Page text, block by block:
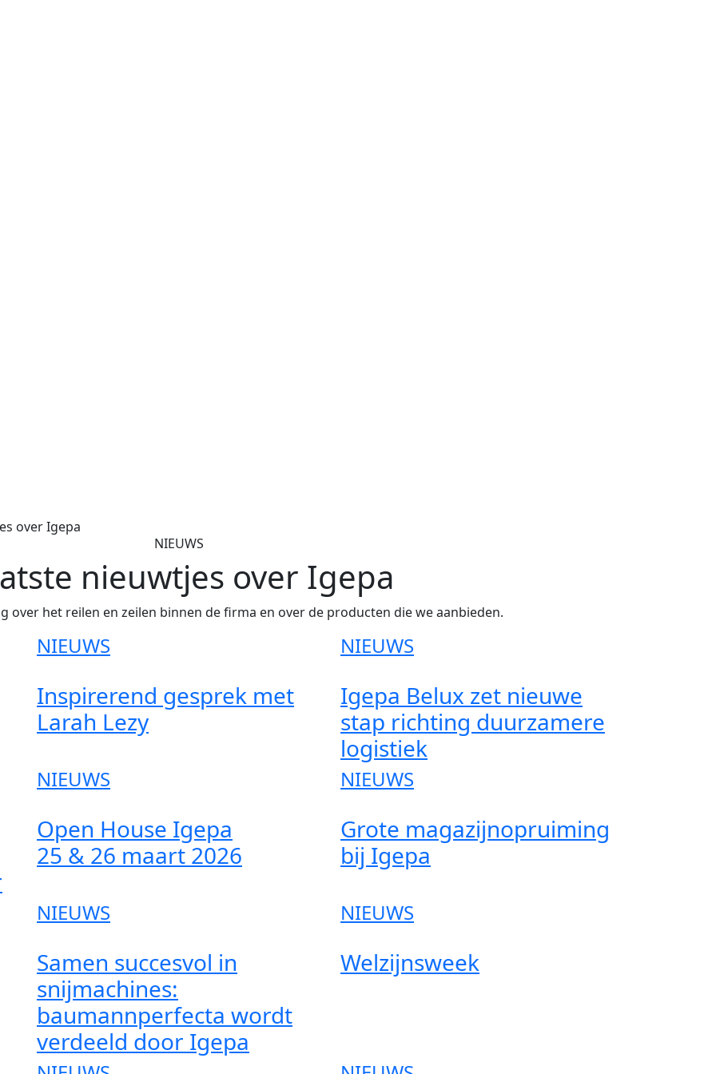
over Igepa
NIEUWS
nieuwtjes over Igepa
over het reilen en zeilen binnen de firma en over de producten die we aanbieden.
NIEUWS
Inspirerend gesprek met
Larah Lezy
NIEUWS
Igepa Belux zet nieuwe
stap richting duurzamere
logistiek
NIEUWS
Open House Igepa
25 & 26 maart 2026
NIEUWS
Grote magazijnopruiming
bij Igepa
NIEUWS
Samen succesvol in
snijmachines:
baumannperfecta wordt
verdeeld door Igepa
NIEUWS
Welzijnsweek